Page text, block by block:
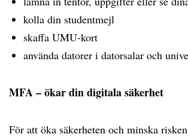
kolla din studentmejl
skaffa UMU-kort
använda datorer i datorsalar och
MFA – ökar din digitala säkerhet
För att öka säkerheten och minska